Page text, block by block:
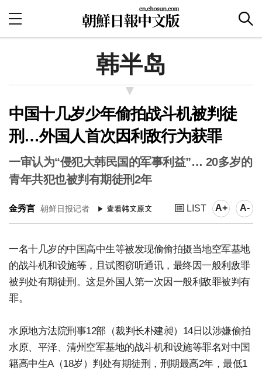
韩半岛
中国十几岁少年偷拍战斗机被判徒
刑…外国人首次因利敌行为获罪
一审认为“侵犯大韩民国的军事利益”… 20多岁的
青年共犯也被判有期徒刑2年
金秀言 朝鲜日报记者 LIST A+ A-
一名十几岁的中国高中生等被发现偷偷拍摄当地空军基地
的战斗机和设施等，且试图窃听通讯，最终因一般利敌罪
被判处有期徒刑。这是外国人第一次因一般利敌罪被判有
罪。
水原地方法院刑事12部（裁判长朴建昶）14日以涉嫌偷拍
水原、平泽、清州空军基地的战斗机和设施等罪名对中国
籍高中生A（18岁）判处有期徒刑，刑期最高2年，最低1